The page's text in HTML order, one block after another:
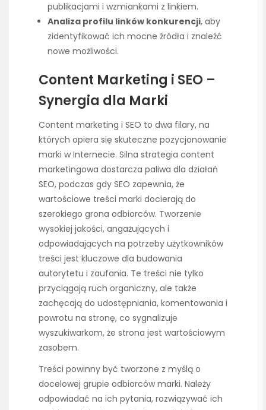
publikacjami i wzmiankami z linkiem.
Analiza profilu linków konkurencji, aby
zidentyfikować ich mocne źródła i znaleźć
nowe możliwości.
Content Marketing i SEO –
Synergia dla Marki
Content marketing i SEO to dwa filary, na
których opiera się skuteczne pozycjonowanie
marki w Internecie. Silna strategia content
marketingowa dostarcza paliwa dla działań
SEO, podczas gdy SEO zapewnia, że
wartościowe treści marki docierają do
szerokiego grona odbiorców. Tworzenie
wysokiej jakości, angażujących i
odpowiadających na potrzeby użytkowników
treści jest kluczowe dla budowania
autorytetu i zaufania. Te treści nie tylko
przyciągają ruch organiczny, ale także
zachęcają do udostępniania, komentowania i
powrotu na stronę, co sygnalizuje
wyszukiwarkom, że strona jest wartościowym
zasobem.
Treści powinny być tworzone z myślą o
docelowej grupie odbiorców marki. Należy
odpowiadać na ich pytania, rozwiązywać ich